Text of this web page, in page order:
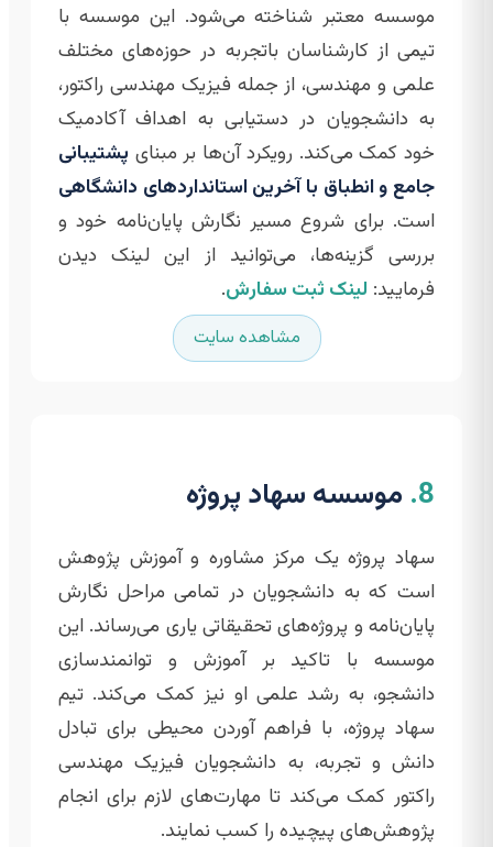
موسسه معتبر شناخته می‌شود. این موسسه با
تیمی از کارشناسان باتجربه در حوزه‌های مختلف
علمی و مهندسی، از جمله فیزیک مهندسی راکتور،
به دانشجویان در دستیابی به اهداف آکادمیک
خود کمک می‌کند. رویکرد آن‌ها بر مبنای پشتیبانی
جامع و انطباق با آخرین استانداردهای دانشگاهی
است. برای شروع مسیر نگارش پایان‌نامه خود و
بررسی گزینه‌ها، می‌توانید از این لینک دیدن
فرمایید: لینک ثبت سفارش.
مشاهده سایت
8. موسسه سهاد پروژه
سهاد پروژه یک مرکز مشاوره و آموزش پژوهش
است که به دانشجویان در تمامی مراحل نگارش
پایان‌نامه و پروژه‌های تحقیقاتی یاری می‌رساند. این
موسسه با تاکید بر آموزش و توانمندسازی
دانشجو، به رشد علمی او نیز کمک می‌کند. تیم
سهاد پروژه، با فراهم آوردن محیطی برای تبادل
دانش و تجربه، به دانشجویان فیزیک مهندسی
راکتور کمک می‌کند تا مهارت‌های لازم برای انجام
پژوهش‌های پیچیده را کسب نمایند.